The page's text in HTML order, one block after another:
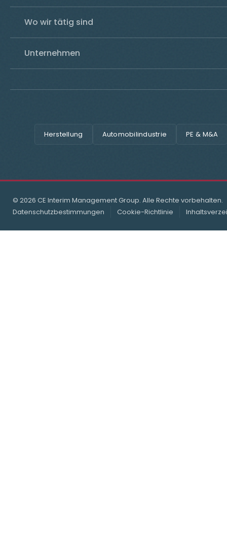
Wo wir tätig sind
Unternehmen
Herstellung Automobilindustrie PE & M&A
© 2026 CE Interim Management Group. Alle Rechte vorbehalten.
Datenschutzbestimmungen
Cookie-Richtlinie